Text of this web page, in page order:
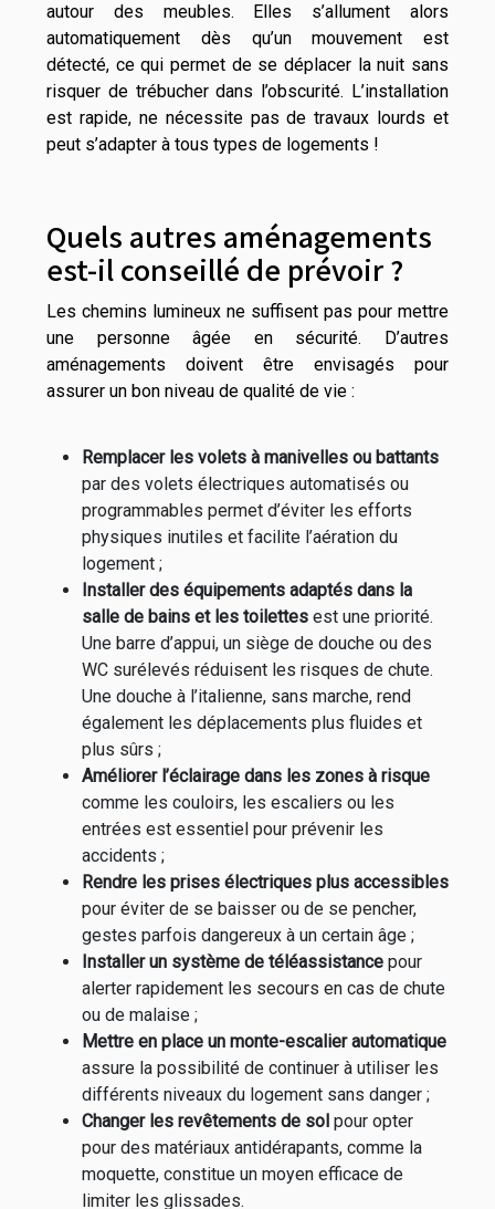
autour des meubles. Elles s’allument alors
automatiquement dès qu’un mouvement est
détecté, ce qui permet de se déplacer la nuit sans
risquer de trébucher dans l’obscurité. L’installation
est rapide, ne nécessite pas de travaux lourds et
peut s’adapter à tous types de logements !
Quels autres aménagements
est-il conseillé de prévoir ?
Les chemins lumineux ne suffisent pas pour mettre
une personne âgée en sécurité. D’autres
aménagements doivent être envisagés pour
assurer un bon niveau de qualité de vie :
Remplacer les volets à manivelles ou battants
par des volets électriques automatisés ou
programmables permet d’éviter les efforts
physiques inutiles et facilite l’aération du
logement ;
Installer des équipements adaptés dans la
salle de bains et les toilettes est une priorité.
Une barre d’appui, un siège de douche ou des
WC surélevés réduisent les risques de chute.
Une douche à l’italienne, sans marche, rend
également les déplacements plus fluides et
plus sûrs ;
Améliorer l’éclairage dans les zones à risque
comme les couloirs, les escaliers ou les
entrées est essentiel pour prévenir les
accidents ;
Rendre les prises électriques plus accessibles
pour éviter de se baisser ou de se pencher,
gestes parfois dangereux à un certain âge ;
Installer un système de téléassistance pour
alerter rapidement les secours en cas de chute
ou de malaise ;
Mettre en place un monte-escalier automatique
assure la possibilité de continuer à utiliser les
différents niveaux du logement sans danger ;
Changer les revêtements de sol pour opter
pour des matériaux antidérapants, comme la
moquette, constitue un moyen efficace de
limiter les glissades.